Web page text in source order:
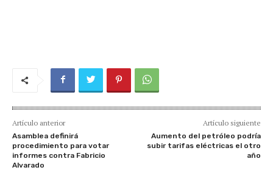
Artículo anterior
Asamblea definirá
procedimiento para votar
informes contra Fabricio
Alvarado
Artículo siguiente
Aumento del petróleo podría
subir tarifas eléctricas el otro
año